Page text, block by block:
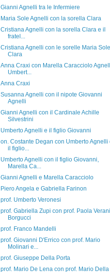
Gianni Agnelli tra le Infermiere
Maria Sole Agnelli con la sorella Clara
Cristiana Agnelli con la sorella Clara e il
fratel...
Cristiana Agnelli con le sorelle Maria
Clara
Anna Craxi con Marella Caracciolo
Umbert...
Anna Craxi
Susanna Agnelli con il nipote Giovanni
Agnelli
Gianni Agnelli con il Cardinale Achille
Silvestrini
Umberto Agnelli e il figlio Giovanni
on. Costante Degan con Umberto Agnelli
il figlio...
Umberto Agnelli con il figlio Giovanni,
Marella Ca...
Gianni Agnelli e Marella Caracciolo
Piero Angela e Gabriella Farinon
prof. Umberto Veronesi
prof. Gabriella Zupi con prof. Paola Verani
Borgucci
prof. Franco Mandelli
prof. Giovanni D'Errico con prof. Mario
Molinari e...
prof. Giuseppe Della Porta
prof. Mario De Lena con prof. Mario Della